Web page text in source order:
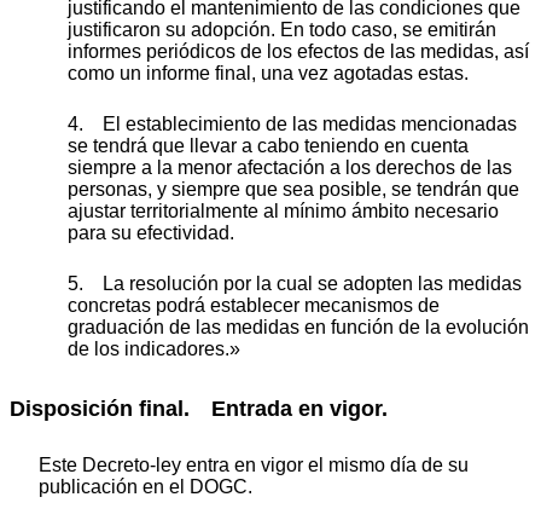
justificando el mantenimiento de las condiciones que
justificaron su adopción. En todo caso, se emitirán
informes periódicos de los efectos de las medidas, así
como un informe final, una vez agotadas estas.
4. El establecimiento de las medidas mencionadas
se tendrá que llevar a cabo teniendo en cuenta
siempre a la menor afectación a los derechos de las
personas, y siempre que sea posible, se tendrán que
ajustar territorialmente al mínimo ámbito necesario
para su efectividad.
5. La resolución por la cual se adopten las medidas
concretas podrá establecer mecanismos de
graduación de las medidas en función de la evolución
de los indicadores.»
Disposición final. Entrada en vigor.
Este Decreto-ley entra en vigor el mismo día de su
publicación en el DOGC.